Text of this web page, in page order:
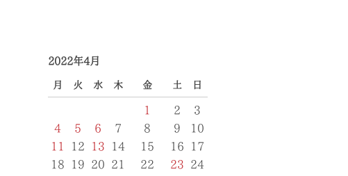
2022年4月
月 火 水 木 金 土 日
1 2
3
4
5 6 7 8 9
10
11
12 13 14 15 16
17
18
19 20 21 22 23
24